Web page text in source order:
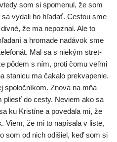
som si spo­me­nul, že som
vyda­li ho hľa­dať. Cestou sme
že ma nepoz­nal. Ale to
a hro­ma­de nadá­vok sme
Mal sa s nie­kým stret­
pôdem s ním, pro­ti čomu veľ­mi
sta­ni­cu ma čaka­lo prek­va­pe­nie.
spo­loč­ní­kom. Znova na mňa
do ces­ty. Neviem ako sa
ku Kristíne a pove­da­la mi, že
Viem, že mi to napí­sa­la v lis­te,
som od nich odišiel, keď som si